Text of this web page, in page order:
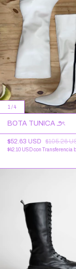
1 /4
BOTA TUNICA ౨ৎ
$52.63 USD $105.26
$42.10 USDcon Transferencia